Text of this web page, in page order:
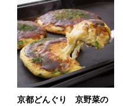
京都どんぐり 京野菜の